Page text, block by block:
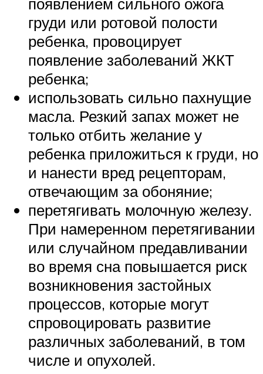
груди или ротовой полости
ребенка, провоцирует
появление заболеваний ЖКТ
ребенка;
использовать сильно пахнущие
масла. Резкий запах может не
только отбить желание у
ребенка приложиться к груди, но
и нанести вред рецепторам,
отвечающим за обоняние;
перетягивать молочную железу.
При намеренном перетягивании
или случайном предавливании
во время сна повышается риск
возникновения застойных
процессов, которые могут
спровоцировать развитие
различных заболеваний, в том
числе и опухолей.